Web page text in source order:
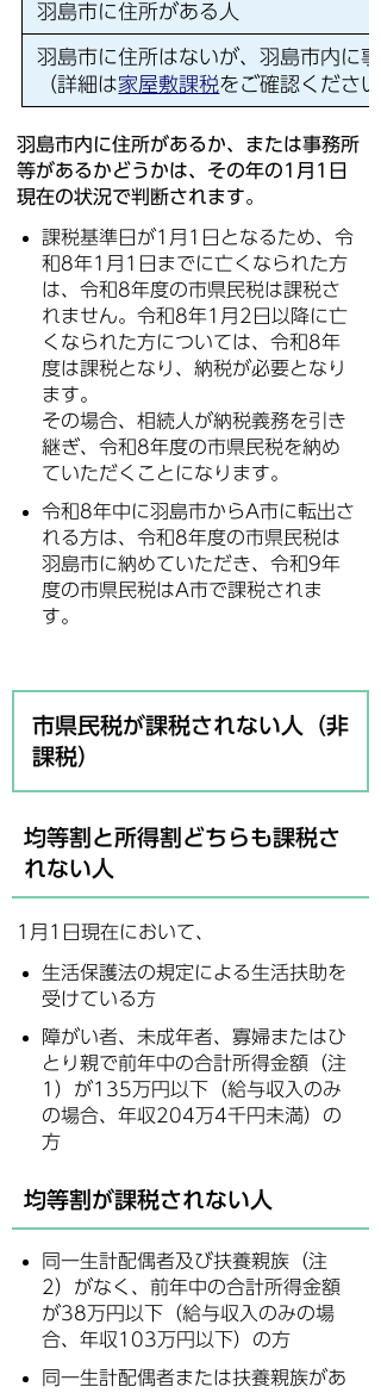
羽島市に住所がある人
羽島市に住所はないが、羽島市内に
（詳細は家屋敷課税をご確認くださ
羽島市内に住所があるか、または事務所
等があるかどうかは、その年の1月1日
現在の状況で判断されます。
課税基準日が1月1日となるため、令
和8年1月1日までに亡くなられた方
は、令和8年度の市県民税は課税さ
れません。令和8年1月2日以降に亡
くなられた方については、令和8年
度は課税となり、納税が必要となり
ます。
その場合、相続人が納税義務を引き
継ぎ、令和8年度の市県民税を納め
ていただくことになります。
令和8年中に羽島市からA市に転出さ
れる方は、令和8年度の市県民税は
羽島市に納めていただき、令和9年
度の市県民税はA市で課税されま
す。
市県民税が課税されない人（非
課税）
均等割と所得割どちらも課税さ
れない人
1月1日現在において、
生活保護法の規定による生活扶助を
受けている方
障がい者、未成年者、寡婦またはひ
とり親で前年中の合計所得金額（注
1）が135万円以下（給与収入のみ
の場合、年収204万4千円未満）の
方
均等割が課税されない人
同一生計配偶者及び扶養親族（注
2）がなく、前年中の合計所得金額
が38万円以下（給与収入のみの場
合、年収103万円以下）の方
同一生計配偶者または扶養親族があ